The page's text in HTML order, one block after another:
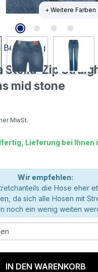
+ Weitere Farben
Stella-Zip
mid stone
MwSt.
von 5 von 5
Bewertung
Lieferung bei Ihnen
Wir empfehlen:
die Hose eher
da sich alle Hosen mit
noch ein wenig weiten
IN DEN WARENKORB